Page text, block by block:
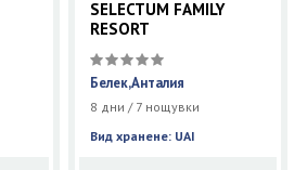
SELECTUM FAMILY
RESORT
Белек,Анталия
8 дни / 7 нощувки
Вид хранене: UAI